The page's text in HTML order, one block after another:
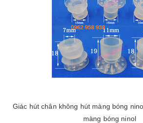
Giác hút chân không hút màng bóng
màng bóng ninol